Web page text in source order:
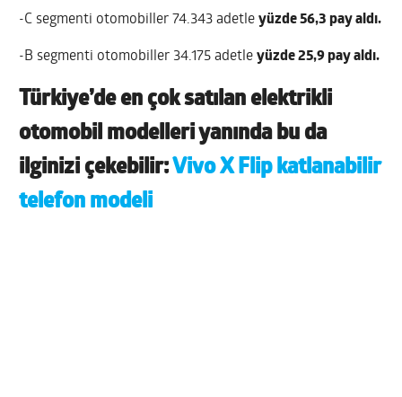
-C segmenti otomobiller 74.343 adetleyüzde 56,3 pay aldı.
-B segmenti otomobiller 34.175 adetleyüzde 25,9 pay aldı.
Türkiye’de en çok satılan elektrikli
otomobil modelleri yanında bu da
ilginizi çekebilir: Vivo X Flip katlanabilir
telefon modeli